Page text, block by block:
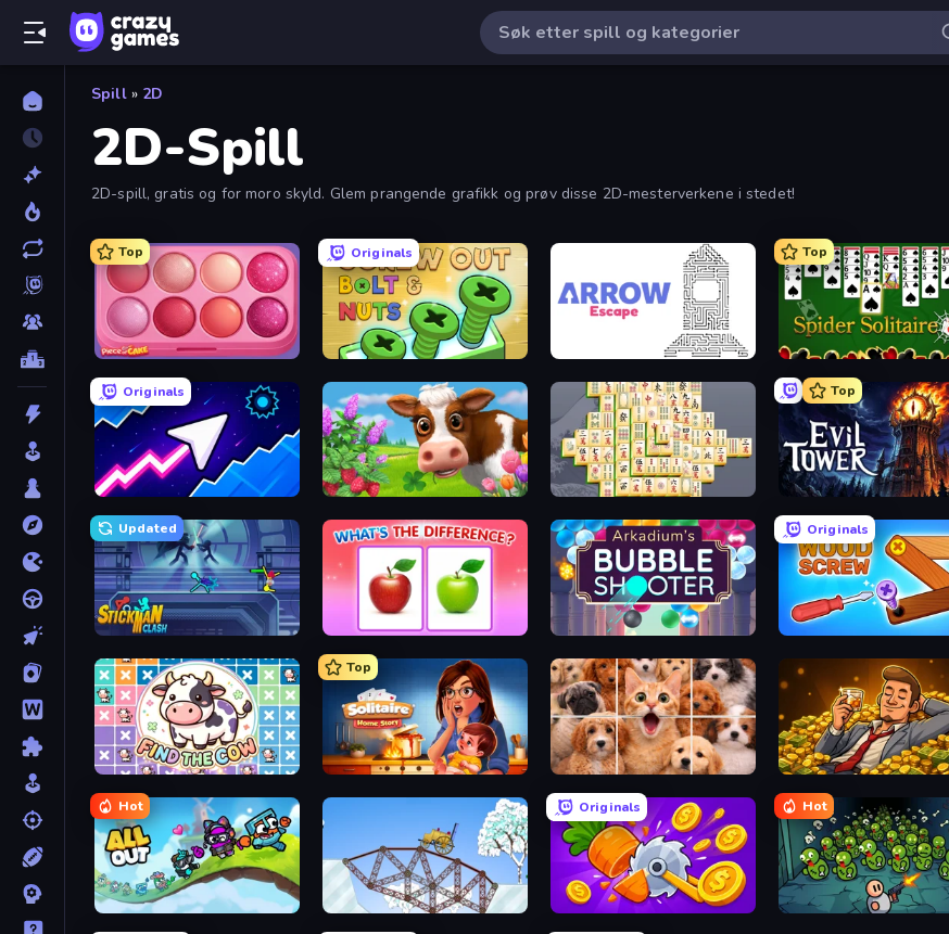
Spill » 2D
2D-Spill
2D-spill, gratis og for moro skyld. Glem prangende grafikk og prøv disse 2D-mesterverkene i stedet!
Top
Piece of Cake: Merge and Bake
Originals
Screw Out: Bolts and Nuts
Top
Spider Solitaire
Originals
Space Waves Country Life Meadows Mahjong Online
Top
Evil Tower
Updated
Stickman Clash What's The Difference? Arkadium's Bubble Shooter
Originals
Wood Screw: Bolts Puzzle
Find The Cow
Top
Solitaire Home Story Jigpic Solitaire Idle Billionaire Tycoon
Hot
All Out Railway Bridge
Originals
Farm Ring Idle
Hot
Base Defence